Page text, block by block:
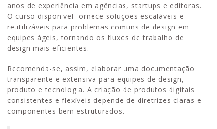
anos de experiência em agências, startups e editoras.
O curso disponível fornece soluções escaláveis e
reutilizáveis para problemas comuns de design em
equipes ágeis, tornando os fluxos de trabalho de
design mais eficientes.
Recomenda-se, assim, elaborar uma documentação
transparente e extensiva para equipes de design,
produto e tecnologia. A criação de produtos digitais
consistentes e flexíveis depende de diretrizes claras e
componentes bem estruturados.